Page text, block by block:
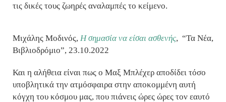
τις δικές τους ζωηρές αναλαμπές το κείμενο.
Μιχάλης Μοδινός, Η σημασία να είσαι ασθενής, “Τα Νέα,
Βιβλιοδρόμιο”, 23.10.2022
Και η αλήθεια είναι πως ο Μαξ Μπλέχερ αποδίδει τόσο
υποβλητικά την ατμόσφαιρα στην αποκομμένη αυτή
κόγχη του κόσμου μας, που πιάνεις ώρες ώρες τον εαυτό